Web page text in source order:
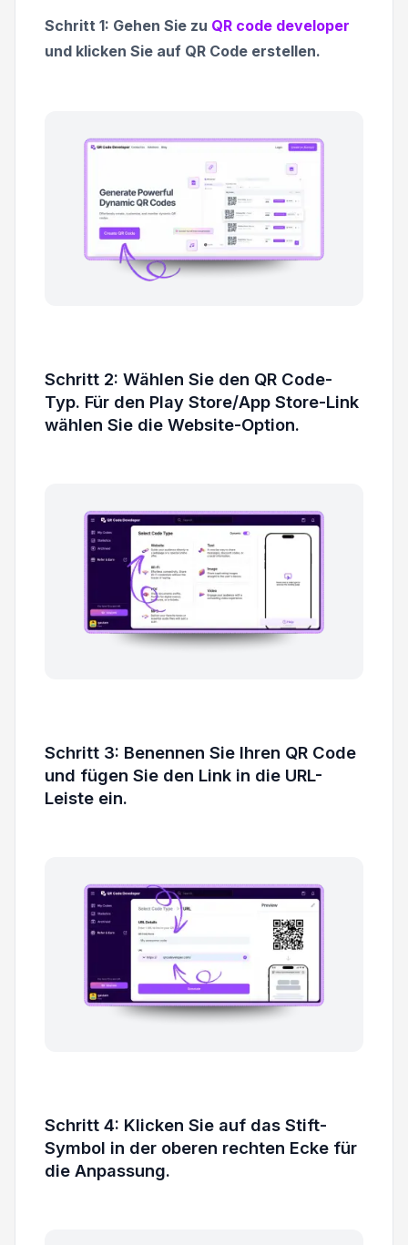
Schritt 1: Gehen Sie zu QR code developer
und klicken Sie auf QR Code erstellen.
Schritt 2: Wählen Sie den QR Code-
Typ. Für den Play Store/App Store-Link
wählen Sie die Website-Option.
Schritt 3: Benennen Sie Ihren QR Code
und fügen Sie den Link in die URL-
Leiste ein.
Schritt 4: Klicken Sie auf das Stift-
Symbol in der oberen rechten Ecke für
die Anpassung.